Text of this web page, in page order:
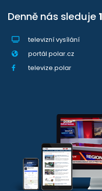
Denně nás sleduje
televizní vysílání
portál polar.cz
televize.polar